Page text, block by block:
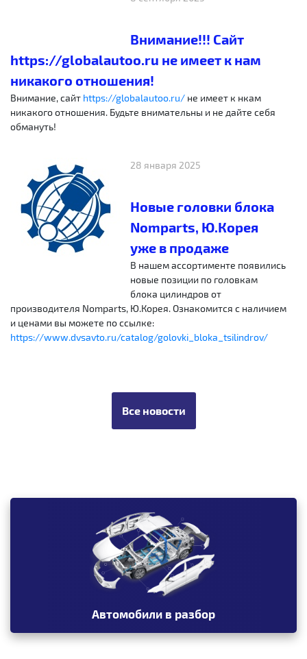
Внимание!!! Сайт
https://globalautoo.ru не имеет к нам
никакого отношения!
Внимание, сайт https://globalautoo.ru/ не имеет к нкам
никакого отношения. Будьте внимательны и не дайте себя
обмануть!
28 января 2025
Новые головки блока
Nomparts, Ю.Корея
уже в продаже
В нашем ассортименте появились
новые позиции по головкам
блока цилиндров от
производителя Nomparts, Ю.Корея. Ознакомится с наличием
и ценами вы можете по ссылке:
https://www.dvsavto.ru/catalog/golovki_bloka_tsilindrov/
Все новости
Автомобили в разбор